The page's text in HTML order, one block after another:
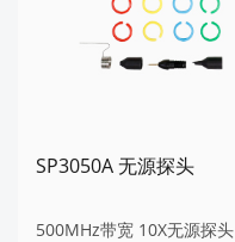
SP3050A 无源探头
500MHz带宽 10X无源探头